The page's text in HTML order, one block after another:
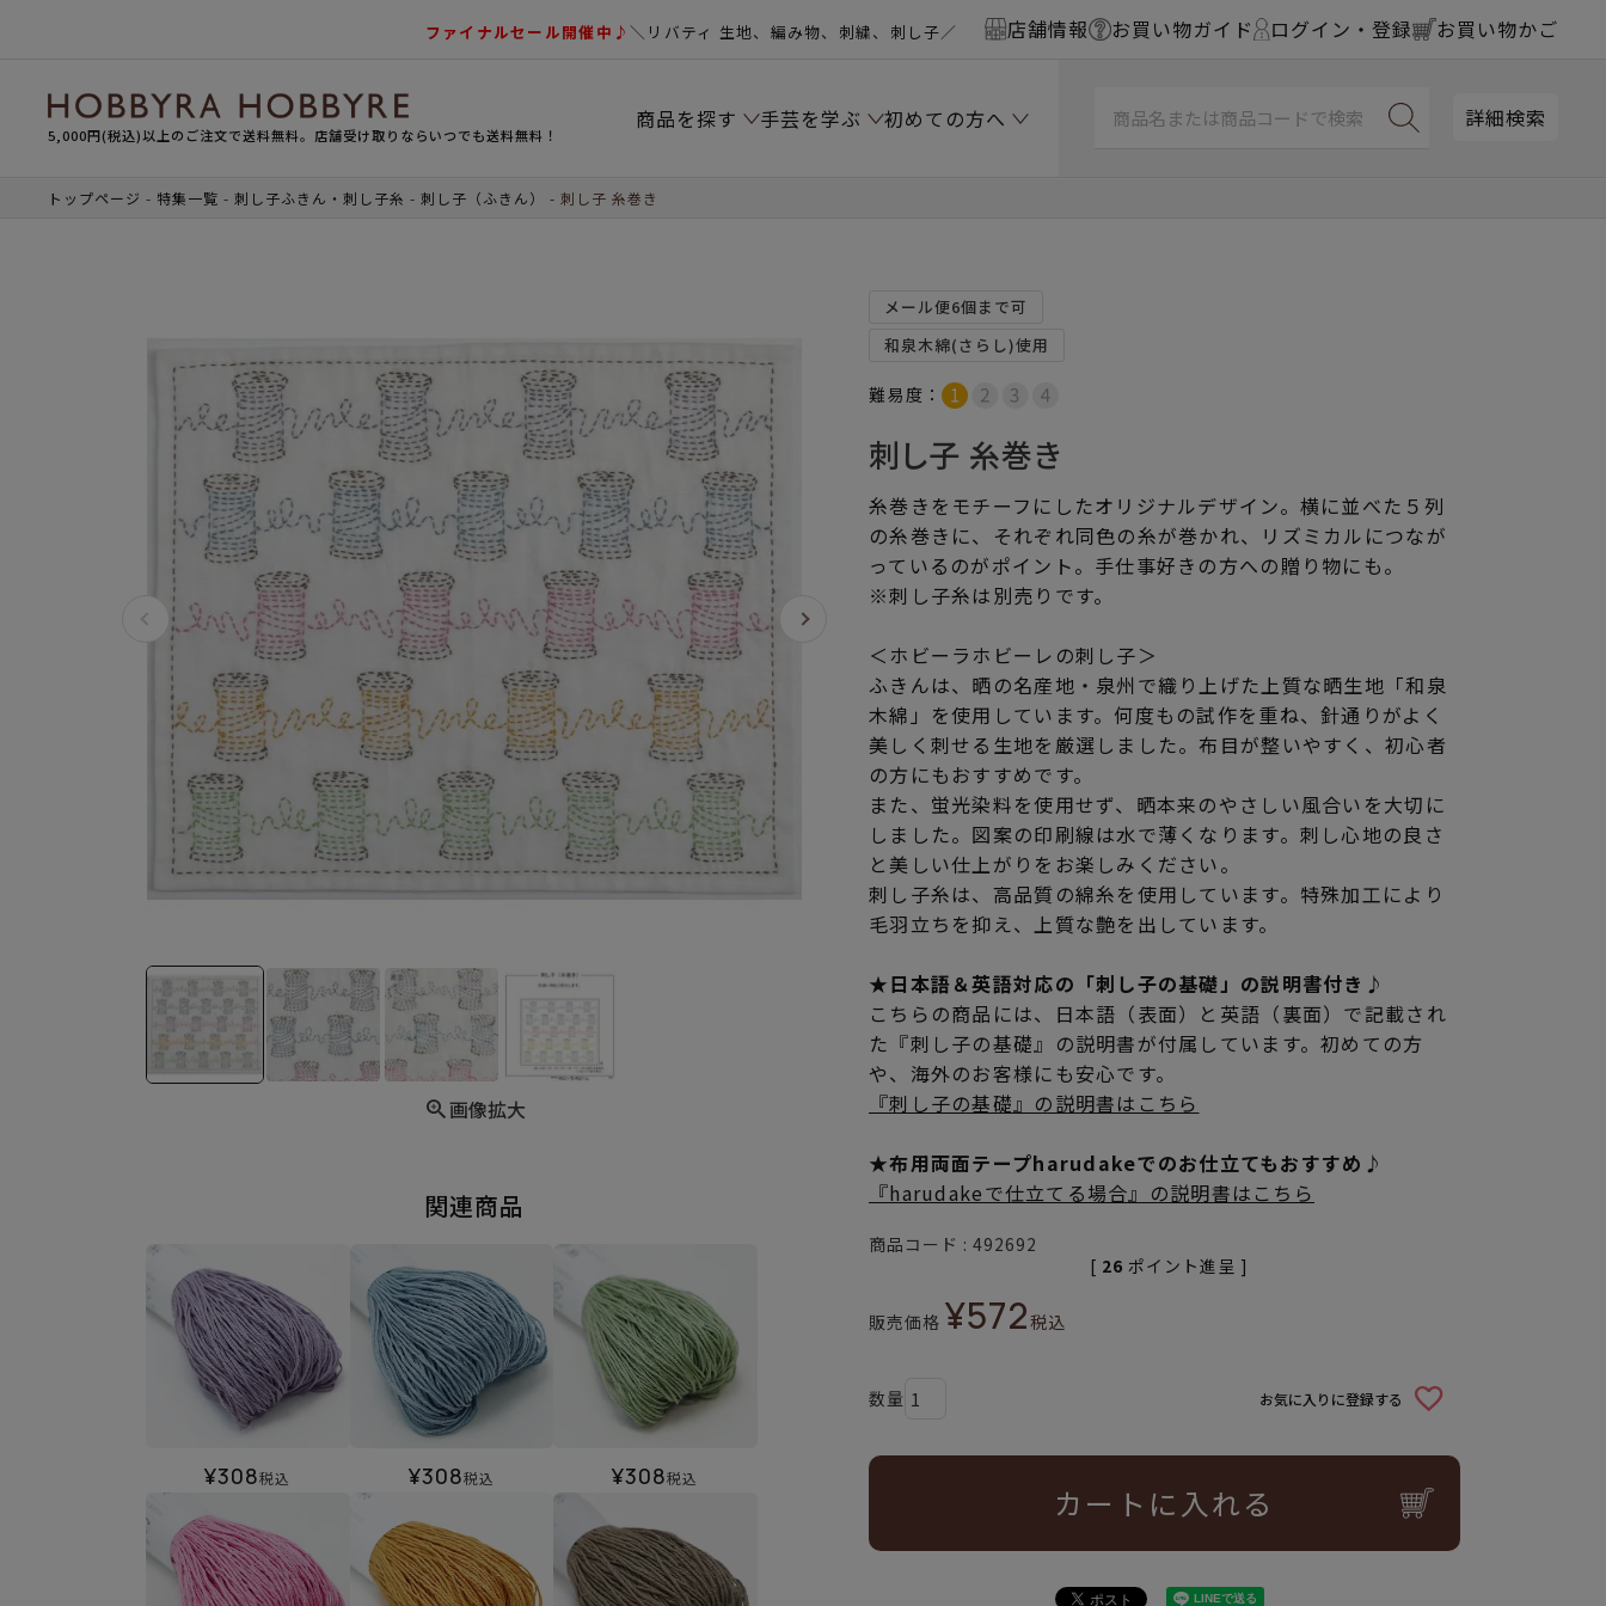
ファイナルセール開催中♪＼リバティ 生地、編み物、刺繍、刺し子／ 店舗情報 お買い物ガイド ログイン・登録 お買い物かご
5,000円(税込)以上のご注文で送料無料。店舗受け取りならいつでも送料無料！
商品を探す 手芸を学ぶ 初めての方へ 詳細検索
トップページ 特集一覧 刺し子ふきん・刺し子糸 刺し子（ふきん） 刺し子 糸巻き
画像拡大
関連商品
¥308税込 ¥308税込 ¥308税込
メール便6個まで可
和泉木綿(さらし)使用
難易度：
刺し子 糸巻き
糸巻きをモチーフにしたオリジナルデザイン。横に並べた５列
の糸巻きに、それぞれ同色の糸が巻かれ、リズミカルにつなが
っているのがポイント。手仕事好きの方への贈り物にも。
※刺し子糸は別売りです。
＜ホビーラホビーレの刺し子＞
ふきんは、晒の名産地・泉州で織り上げた上質な晒生地「和泉
木綿」を使用しています。何度もの試作を重ね、針通りがよく
美しく刺せる生地を厳選しました。布目が整いやすく、初心者
の方にもおすすめです。
また、蛍光染料を使用せず、晒本来のやさしい風合いを大切に
しました。図案の印刷線は水で薄くなります。刺し心地の良さ
と美しい仕上がりをお楽しみください。
刺し子糸は、高品質の綿糸を使用しています。特殊加工により
毛羽立ちを抑え、上質な艶を出しています。
★日本語＆英語対応の「刺し子の基礎」の説明書付き♪
こちらの商品には、日本語（表面）と英語（裏面）で記載され
た『刺し子の基礎』の説明書が付属しています。初めての方
や、海外のお客様にも安心です。
『刺し子の基礎』の説明書はこちら
★布用両面テープharudakeでのお仕立てもおすすめ♪
『harudakeで仕立てる場合』の説明書はこちら
商品コード 492692
販売価格 ¥572税込
[ 26 ポイント進呈 ]
お気に入りに登録する
カートに入れる